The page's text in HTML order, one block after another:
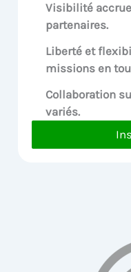
Visibilité accrue
partenaires.
Liberté et
missions en
Collaboration
variés.